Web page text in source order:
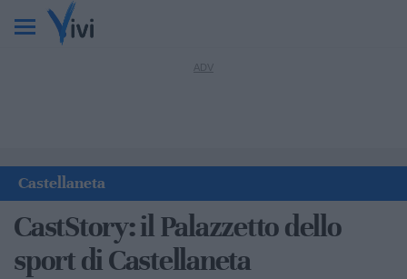
Castellaneta
CastStory: il Palazzetto dello
sport di Castellaneta